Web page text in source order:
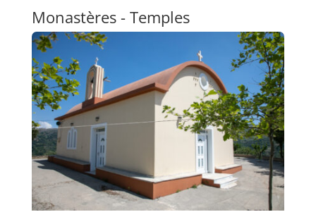
Monastères - Temples